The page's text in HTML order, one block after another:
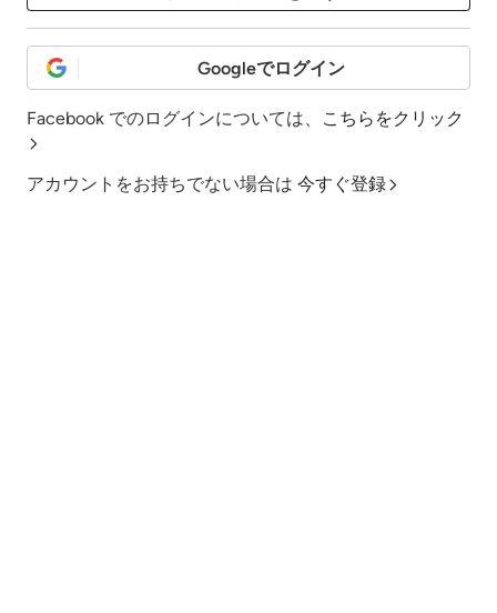
Googleでログイン
Facebook でのログインについては、 こちらをクリック
アカウントをお持ちでない場合は 今すぐ登録